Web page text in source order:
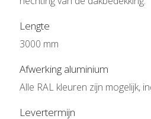
Lengte
3000 mm
Afwerking aluminium
Alle RAL kleuren zijn mogelijk,
Levertermijn